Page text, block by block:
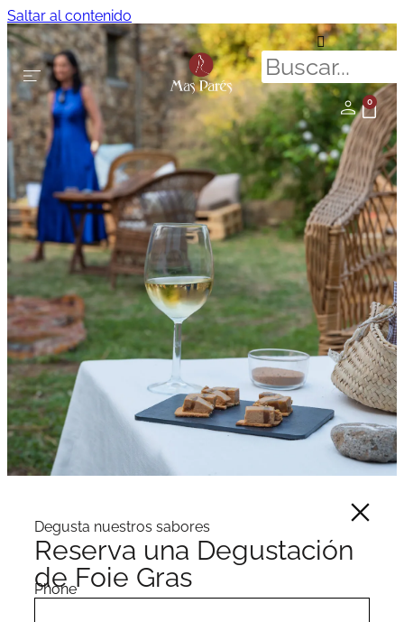
Saltar al contenido
0
Degusta nuestros sabores
Reserva una Degustación
de Foie Gras
Phone